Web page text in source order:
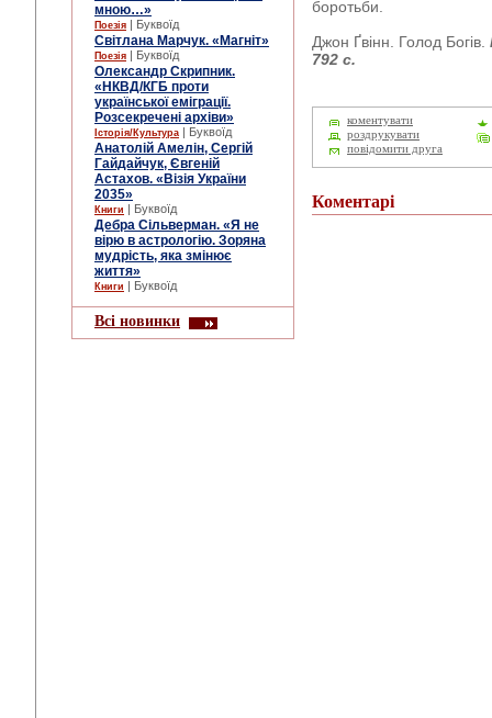
мною…»
Поезія | Буквоїд
Світлана Марчук. «Магніт»
Поезія | Буквоїд
Олександр Скрипник.
«НКВД/КГБ проти
української еміграції.
Розсекречені архіви»
Історія/Культура | Буквоїд
Анатолій Амелін, Сергій
Гайдайчук, Євгеній
Астахов. «Візія України
2035»
Книги | Буквоїд
Дебра Сільверман. «Я не
вірю в астрологію. Зоряна
мудрість, яка змінює
життя»
Книги | Буквоїд
Всі новинки
боротьби.
Джон Ґвінн. Голод Богів.
792 с.
коментувати
роздрукувати
повідомити друга
Коментарі